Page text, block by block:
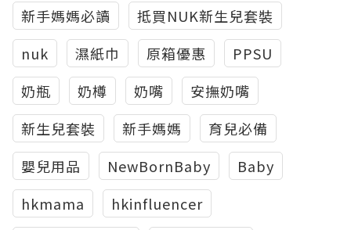
新手媽媽必讀
抵買NUK新生兒套裝
nuk
濕紙巾 原箱優惠
PPSU
奶瓶
奶樽 奶嘴
安撫奶嘴
新生兒套裝
新手媽媽
育兒必備
嬰兒用品
NewBornBaby
Baby
hkmama
hkinfluencer